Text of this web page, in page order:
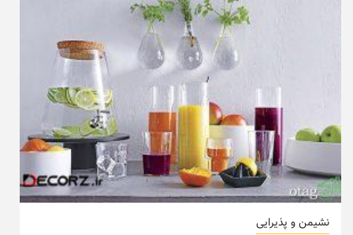
نشیمن و پذیرایی